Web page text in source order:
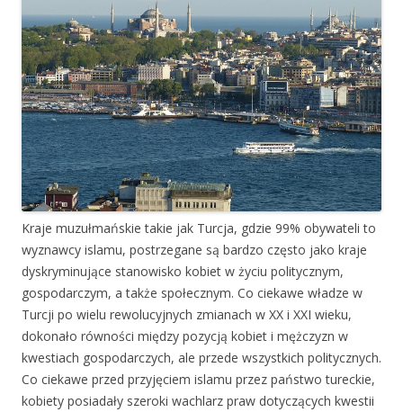
Kraje muzułmańskie takie jak Turcja, gdzie 99% obywateli to
wyznawcy islamu, postrzegane są bardzo często jako kraje
dyskryminujące stanowisko kobiet w życiu politycznym,
gospodarczym, a także społecznym. Co ciekawe władze w
Turcji po wielu rewolucyjnych zmianach w XX i XXI wieku,
dokonało równości między pozycją kobiet i mężczyzn w
kwestiach gospodarczych, ale przede wszystkich politycznych.
Co ciekawe przed przyjęciem islamu przez państwo tureckie,
kobiety posiadały szeroki wachlarz praw dotyczących kwestii